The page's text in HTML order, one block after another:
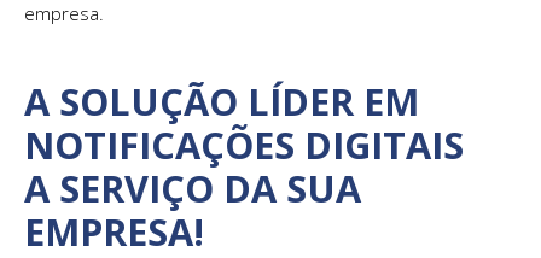
empresa.
A SOLUÇÃO LÍDER EM
NOTIFICAÇÕES DIGITAIS
A SERVIÇO DA SUA
EMPRESA!